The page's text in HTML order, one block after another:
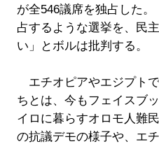
が全546議席を独占した
占するような選挙を、民
い」とボルは批判する。
エチオピアやエジプト
ちとは、今もフェイスブ
イロに暮らすオロモ人難
の抗議デモの様子や、エ